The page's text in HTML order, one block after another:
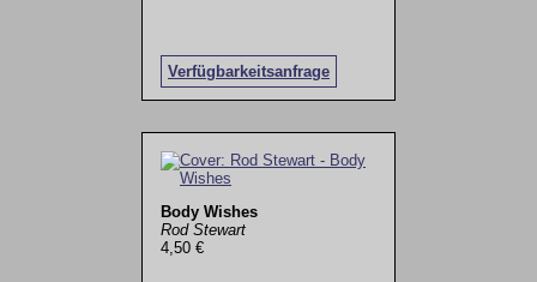
Verfügbarkeitsanfrage
Body Wishes
Rod Stewart
4,50 €